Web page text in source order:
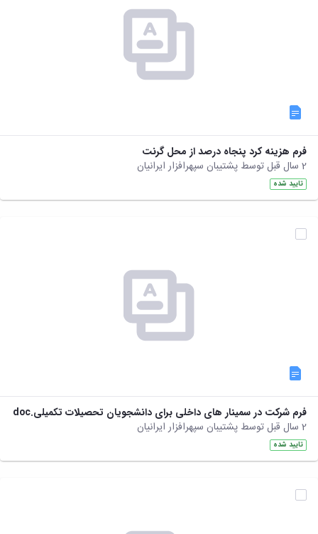
فرم هزینه کرد پنجاه درصد از محل گرنت
تایید شده
فرم شرکت در سمینار های داخلی برای دانشجویان تحصیلات تکمیلی.doc
تایید شده